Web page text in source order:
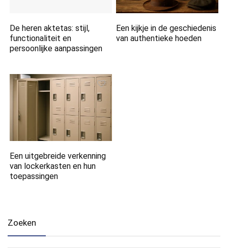
De heren aktetas: stijl,
functionaliteit en
persoonlijke aanpassingen
Een kijkje in de geschiedenis
van authentieke hoeden
Een uitgebreide verkenning
van lockerkasten en hun
toepassingen
Zoeken